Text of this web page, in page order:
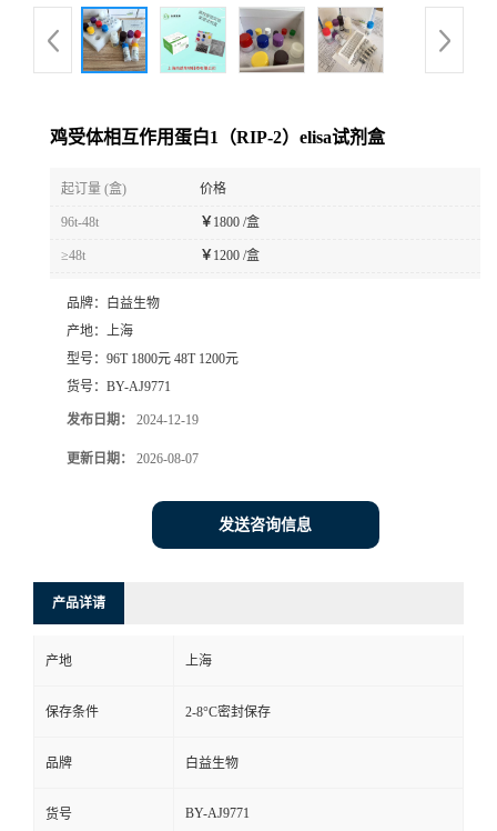
鸡受体相互作用蛋白1（RIP-2）elisa试剂盒
起订量 (盒) 价格
96t-48t ￥ 1800 /盒
≥48t ￥ 1200 /盒
品牌：
白益生物
产地： 上海
型号： 96T 1800元 48T 1200元
货号： BY-AJ9771
发布日期： 2024-12-19
更新日期： 2026-08-07
发送咨询信息
产品详请
产地 上海
保存条件 2-8°C密封保存
品牌 白益生物
货号 BY-AJ9771